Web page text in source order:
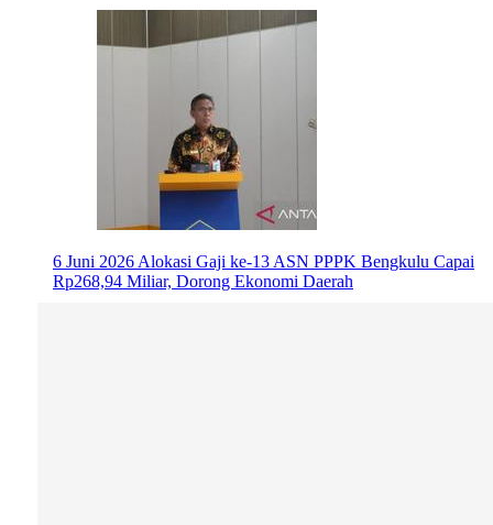
6 Juni 2026 Alokasi Gaji ke-13 ASN PPPK Bengkulu Capai
Rp268,94 Miliar, Dorong Ekonomi Daerah